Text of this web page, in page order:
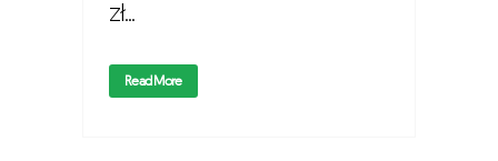
zł...
Read More